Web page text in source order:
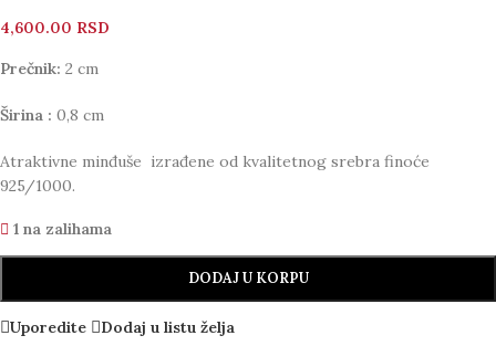
4,600.00 RSD
Prečnik: 2 cm
Širina : 0,8 cm
Atraktivne minđuše izrađene od kvalitetnog srebra finoće
925/1000.
1 na zalihama
DODAJ U KORPU
Uporedite
Dodaj u listu želja